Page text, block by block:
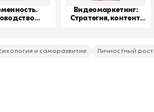
Видеомаркетинг:
Стратегия, контент,
и саморазвитие Личностный рост